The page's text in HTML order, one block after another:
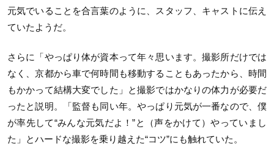
元気でいることを合言葉のように、スタッフ、キャストに伝え
ていたようだ。
さらに「やっぱり体が資本って年々思います。撮影所だけでは
なく、京都から車で何時間も移動することもあったから、時間
もかかって結構大変でした」と撮影ではかなりの体力が必要だ
ったと説明。「監督も同い年。やっぱり元気が一番なので、僕
が率先して“みんな元気だよ！”と（声をかけて）やっていまし
た」とハードな撮影を乗り越えた“コツ”にも触れていた。